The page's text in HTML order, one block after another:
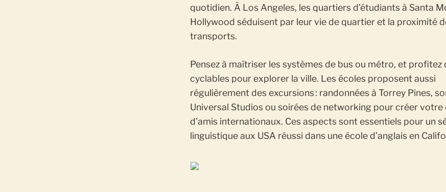
quotidien. À Los Angeles, les quartiers d’étudiants à Santa
Hollywood séduisent par leur vie de quartier et la proximité
transports.
Pensez à maîtriser les systèmes de bus ou métro, et profitez
cyclables pour explorer la ville. Les écoles proposent aussi
régulièrement des excursions : randonnées à Torrey Pines,
Universal Studios ou soirées de networking pour créer votre
d’amis internationaux. Ces aspects sont essentiels pour un
linguistique aux USA réussi dans une école d’anglais en